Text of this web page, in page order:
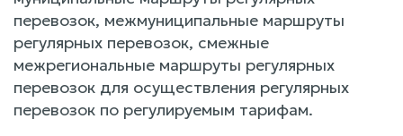
перевозок, межмуниципальные маршруты
регулярных перевозок, смежные
межрегиональные маршруты регулярных
перевозок для осуществления регулярных
перевозок по регулируемым тарифам.